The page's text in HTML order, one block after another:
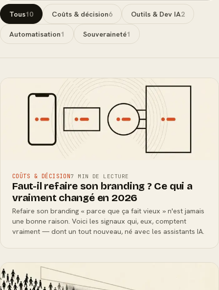
Tous10 Coûts & décision6 Outils & Dev IA2
Automatisation1 Souveraineté1
COÛTS & DÉCISION7 MIN DE LECTURE
Faut-il refaire son branding ? Ce qui a
vraiment changé en 2026
Refaire son branding « parce que ça fait vieux » n'est jamais
une bonne raison. Voici les signaux qui, eux, comptent
vraiment — dont un tout nouveau, né avec les assistants IA.